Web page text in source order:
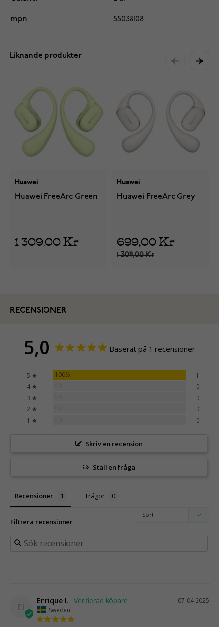
mpn 55038108
Liknande produkter
Huawei
Huawei FreeArc Green
1 309,00 Kr
Huawei
Huawei FreeArc Grey
699,00 Kr
1 309,00 Kr
RECENSIONER
5,0 Baserat på 1 recensioner
5 ★ 100%
1
4 ★
0
3 ★
0
2 ★
0
1 ★
0
Skriv en recension
Ställ en fråga
Recensioner Frågor
Filtrera recensioner
EI
07-04-2025
Enrique I.
Sweden